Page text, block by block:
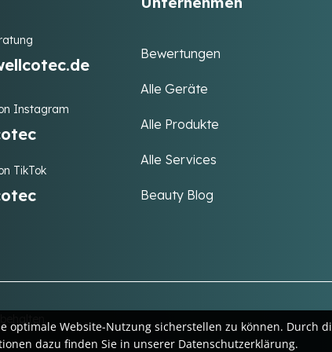
Instagram
TikTok
Bewertungen
Alle Geräte
Alle Produkte
Alle Services
Beauty Blog
optimale Website-Nutzung sicherstellen zu können. Durch
dazu finden Sie in unserer Datenschutzerklärung.